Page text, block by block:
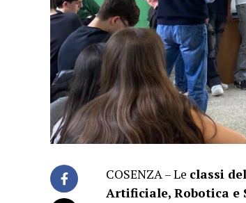
COSENZA – Le classi
Artificiale, Robotica e